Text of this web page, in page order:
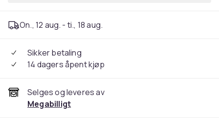
On., 12 aug. - ti., 18 aug.
Sikker betaling
14 dagers åpent kjøp
Selges og leveres av
Megabilligt